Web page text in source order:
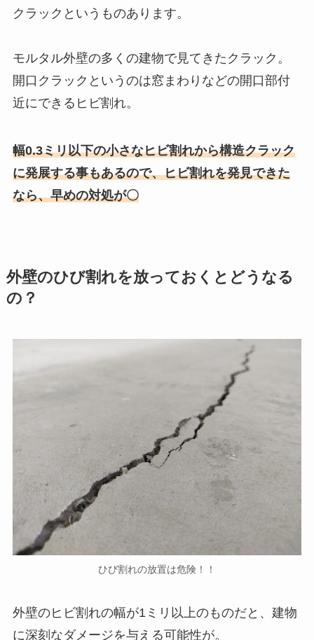
クラックというものあります。
モルタル外壁の多くの建物で見てきたクラック。
開口クラックというのは窓まわりなどの開口部付
近にできるヒビ割れ。
幅0.3ミリ以下の小さなヒビ割れから構造クラック
に発展する事もあるので、ヒビ割れを発見できた
なら、早めの対処が〇
外壁のひび割れを放っておくとどうなる
の？
ひび割れの放置は危険！！
外壁のヒビ割れの幅が1ミリ以上のものだと、建物
に深刻なダメージを与える可能性が。